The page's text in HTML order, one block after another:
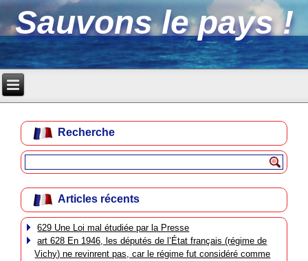
Sauvons le pays !
Recherche
Articles récents
629 Une Loi mal étudiée par la Presse
art 628 En 1946, les députés de l’État français (régime de
Vichy) ne revinrent pas, car le régime fut considéré comme